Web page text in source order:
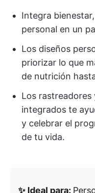
Integra
personal en un
Los diseños
priorizar lo que
de nutrición
Los rastreadores
integrados te
y celebrar el
de tu vida.
✨ Ideal para: